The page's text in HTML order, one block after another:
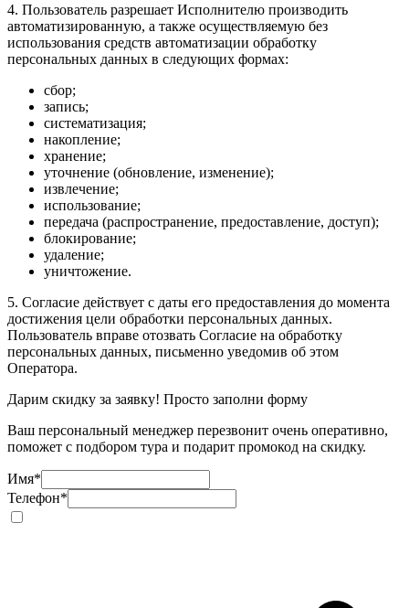
4. Пользователь разрешает Исполнителю производить
автоматизированную, а также осуществляемую без
использования средств автоматизации обработку
персональных данных в следующих формах:
сбор;
запись;
систематизация;
накопление;
хранение;
уточнение (обновление, изменение);
извлечение;
использование;
передача (распространение, предоставление, доступ);
блокирование;
удаление;
уничтожение.
5. Согласие действует с даты его предоставления до момента
достижения цели обработки персональных данных.
Пользователь вправе отозвать Согласие на обработку
персональных данных, письменно уведомив об этом
Оператора.
Дарим скидку за заявку! Просто заполни форму
Ваш персональный менеджер перезвонит очень оперативно,
поможет с подбором тура и подарит промокод на скидку.
Имя*
Телефон*